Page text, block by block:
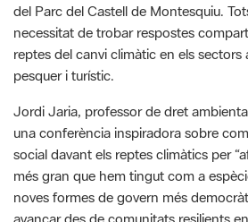
pesquer i turístic.
Jordi Jaria, professor de dret
una conferència inspiradora sobre
social davant els reptes climàtics per
més gran que hem tingut com a
noves formes de govern més
avançar des de comunitats resilients en
climàtic, creant nous consensos,
parlamentàries modernes són fruit dels